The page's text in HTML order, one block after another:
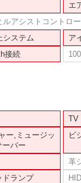
エ
ルアシストコントロ
システム ア
接続
TV
ー,ミュージッ
ーバー
ビ
革
ドランプ